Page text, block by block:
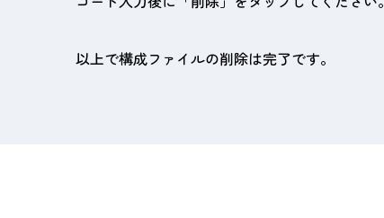
以上で構成ファイルの削除は完了です。